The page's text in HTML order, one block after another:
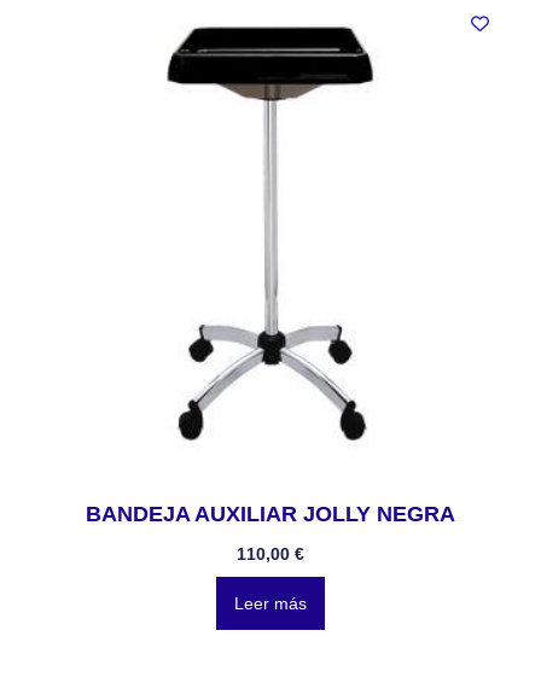
BANDEJA AUXILIAR JOLLY NEGRA
110,00 €
Leer más